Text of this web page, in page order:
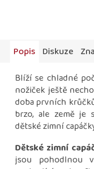
Popis Diskuze
Blíží se chladné
nožiček ještě
doba prvních
brzo, ale země je
dětské zimní
Dětské zimní
jsou pohodlnou